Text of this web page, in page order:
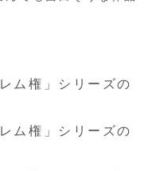
ム権」シリーズの
ム権」シリーズの